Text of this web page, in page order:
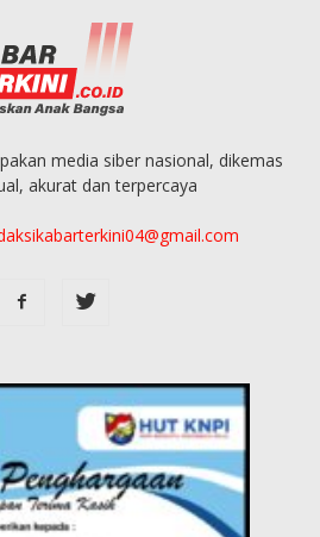
media siber nasional, dikemas
akurat dan terpercaya